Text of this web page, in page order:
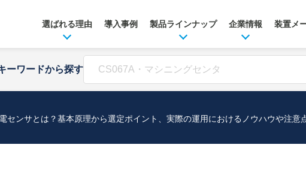
選ばれる理由 導入事例 製品ラインナップ 企業情報 装置メ
ーワードから探す
センサとは？基本原理から選定ポイント、実際の運用におけるノウハウや注意